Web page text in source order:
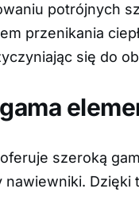
potrójnych
przenikania
się do
oferuje szeroką
nawiewniki.